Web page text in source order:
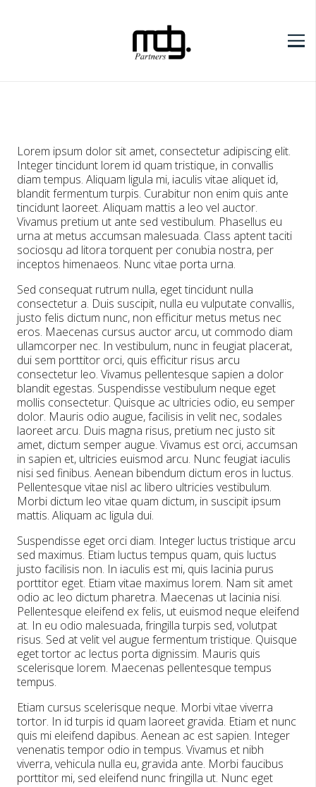
Lorem ipsum dolor sit amet, consectetur adipiscing elit.
Integer tincidunt lorem id quam tristique, in convallis
diam tempus. Aliquam ligula mi, iaculis vitae aliquet id,
blandit fermentum turpis. Curabitur non enim quis ante
tincidunt laoreet. Aliquam mattis a leo vel auctor.
Vivamus pretium ut ante sed vestibulum. Phasellus eu
urna at metus accumsan malesuada. Class aptent taciti
sociosqu ad litora torquent per conubia nostra, per
inceptos himenaeos. Nunc vitae porta urna.
Sed consequat rutrum nulla, eget tincidunt nulla
consectetur a. Duis suscipit, nulla eu vulputate convallis,
justo felis dictum nunc, non efficitur metus metus nec
eros. Maecenas cursus auctor arcu, ut commodo diam
ullamcorper nec. In vestibulum, nunc in feugiat placerat,
dui sem porttitor orci, quis efficitur risus arcu
consectetur leo. Vivamus pellentesque sapien a dolor
blandit egestas. Suspendisse vestibulum neque eget
mollis consectetur. Quisque ac ultricies odio, eu semper
dolor. Mauris odio augue, facilisis in velit nec, sodales
laoreet arcu. Duis magna risus, pretium nec justo sit
amet, dictum semper augue. Vivamus est orci, accumsan
in sapien et, ultricies euismod arcu. Nunc feugiat iaculis
nisi sed finibus. Aenean bibendum dictum eros in luctus.
Pellentesque vitae nisl ac libero ultricies vestibulum.
Morbi dictum leo vitae quam dictum, in suscipit ipsum
mattis. Aliquam ac ligula dui.
Suspendisse eget orci diam. Integer luctus tristique arcu
sed maximus. Etiam luctus tempus quam, quis luctus
justo facilisis non. In iaculis est mi, quis lacinia purus
porttitor eget. Etiam vitae maximus lorem. Nam sit amet
odio ac leo dictum pharetra. Maecenas ut lacinia nisi.
Pellentesque eleifend ex felis, ut euismod neque eleifend
at. In eu odio malesuada, fringilla turpis sed, volutpat
risus. Sed at velit vel augue fermentum tristique. Quisque
eget tortor ac lectus porta dignissim. Mauris quis
scelerisque lorem. Maecenas pellentesque tempus
tempus.
Etiam cursus scelerisque neque. Morbi vitae viverra
tortor. In id turpis id quam laoreet gravida. Etiam et nunc
quis mi eleifend dapibus. Aenean ac est sapien. Integer
venenatis tempor odio in tempus. Vivamus et nibh
viverra, vehicula nulla eu, gravida ante. Morbi faucibus
porttitor mi, sed eleifend nunc fringilla ut. Nunc eget